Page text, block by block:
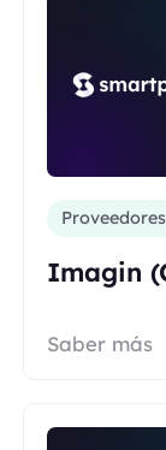
Imagin
Saber más